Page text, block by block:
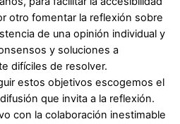
otro fomentar la reflexión sobre
de una opinión individual y
y soluciones a
difíciles de resolver.
estos objetivos escogemos el
que invita a la reflexión.
con la colaboración inestimable